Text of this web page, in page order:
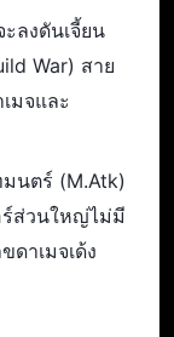
ลงดันเจี้ยน
War) สาย
มจและ
มนตร์ (M.Atk)
ร์ส่วนใหญ่ไม่มี
ดาเมจเด้ง